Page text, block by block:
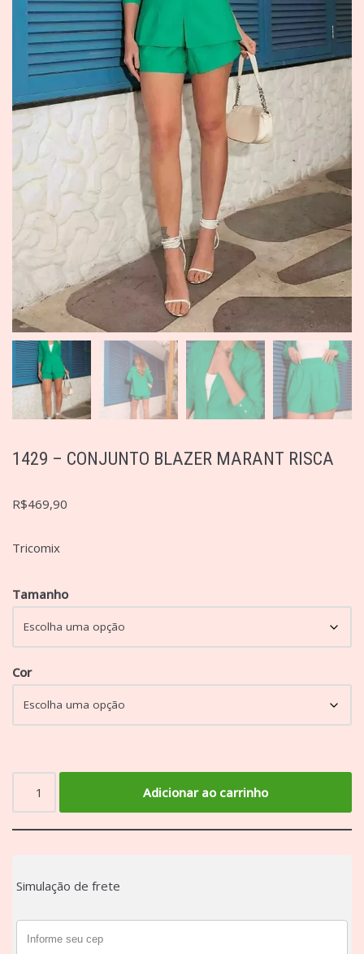
1429 – CONJUNTO BLAZER MARANT RISCA
R$469,90
Tricomix
Tamanho
Cor
Adicionar ao carrinho
Simulação de frete